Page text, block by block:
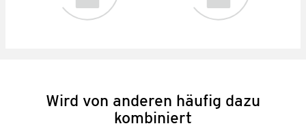
Wird von anderen häufig dazu
kombiniert